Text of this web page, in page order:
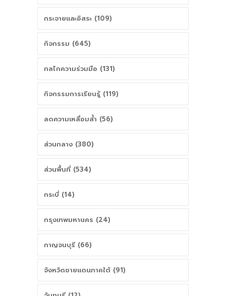
กระจายและอิสระ (109)
กิจกรรม (645)
กลไกความร่วมมือ (131)
กิจกรรมการเรียนรู้ (119)
ลดความเหลื่อมล้ำ (56)
ส่วนกลาง (380)
ส่วนพื้นที่ (534)
กระบี่ (14)
กรุงเทพมหานคร (24)
กาญจนบุรี (66)
จังหวัดชายแดนภาคใต้ (91)